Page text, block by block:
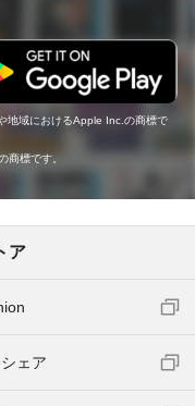
地域におけるApple Inc.の商標で
標です。
ア
ェア